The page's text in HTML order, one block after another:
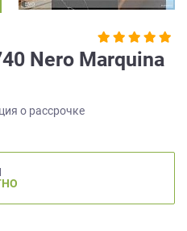
Nero Marquina
о рассрочке